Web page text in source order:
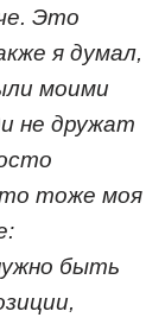
Это
я думал,
моими
не дружат
тоже моя
быть